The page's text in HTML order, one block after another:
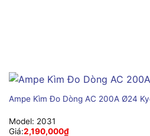
Ampe Kìm Đo Dòng AC 200A Ø24
Model: 2031
Giá:2,190,000₫